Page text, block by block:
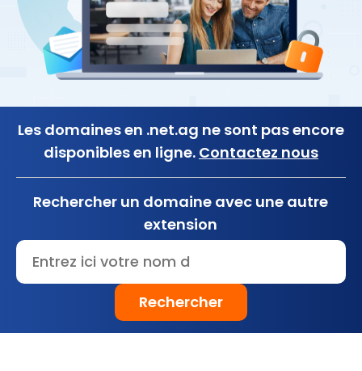
Les domaines en .net.ag ne sont pas encore
disponibles en ligne. Contactez nous
Rechercher un domaine avec une autre
extension
Rechercher